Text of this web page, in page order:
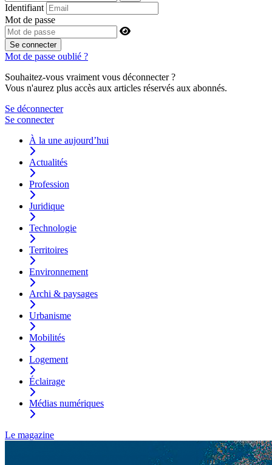
Identifiant
Mot de passe
Se connecter
Mot de passe oublié ?
Souhaitez-vous vraiment vous déconnecter ?
Vous n'aurez plus accès aux articles réservés aux abonnés.
Se déconnecter
Se connecter
À la une aujourd’hui
Actualités
Profession
Juridique
Technologie
Territoires
Environnement
Archi & paysages
Urbanisme
Mobilités
Logement
Éclairage
Médias numériques
Le magazine